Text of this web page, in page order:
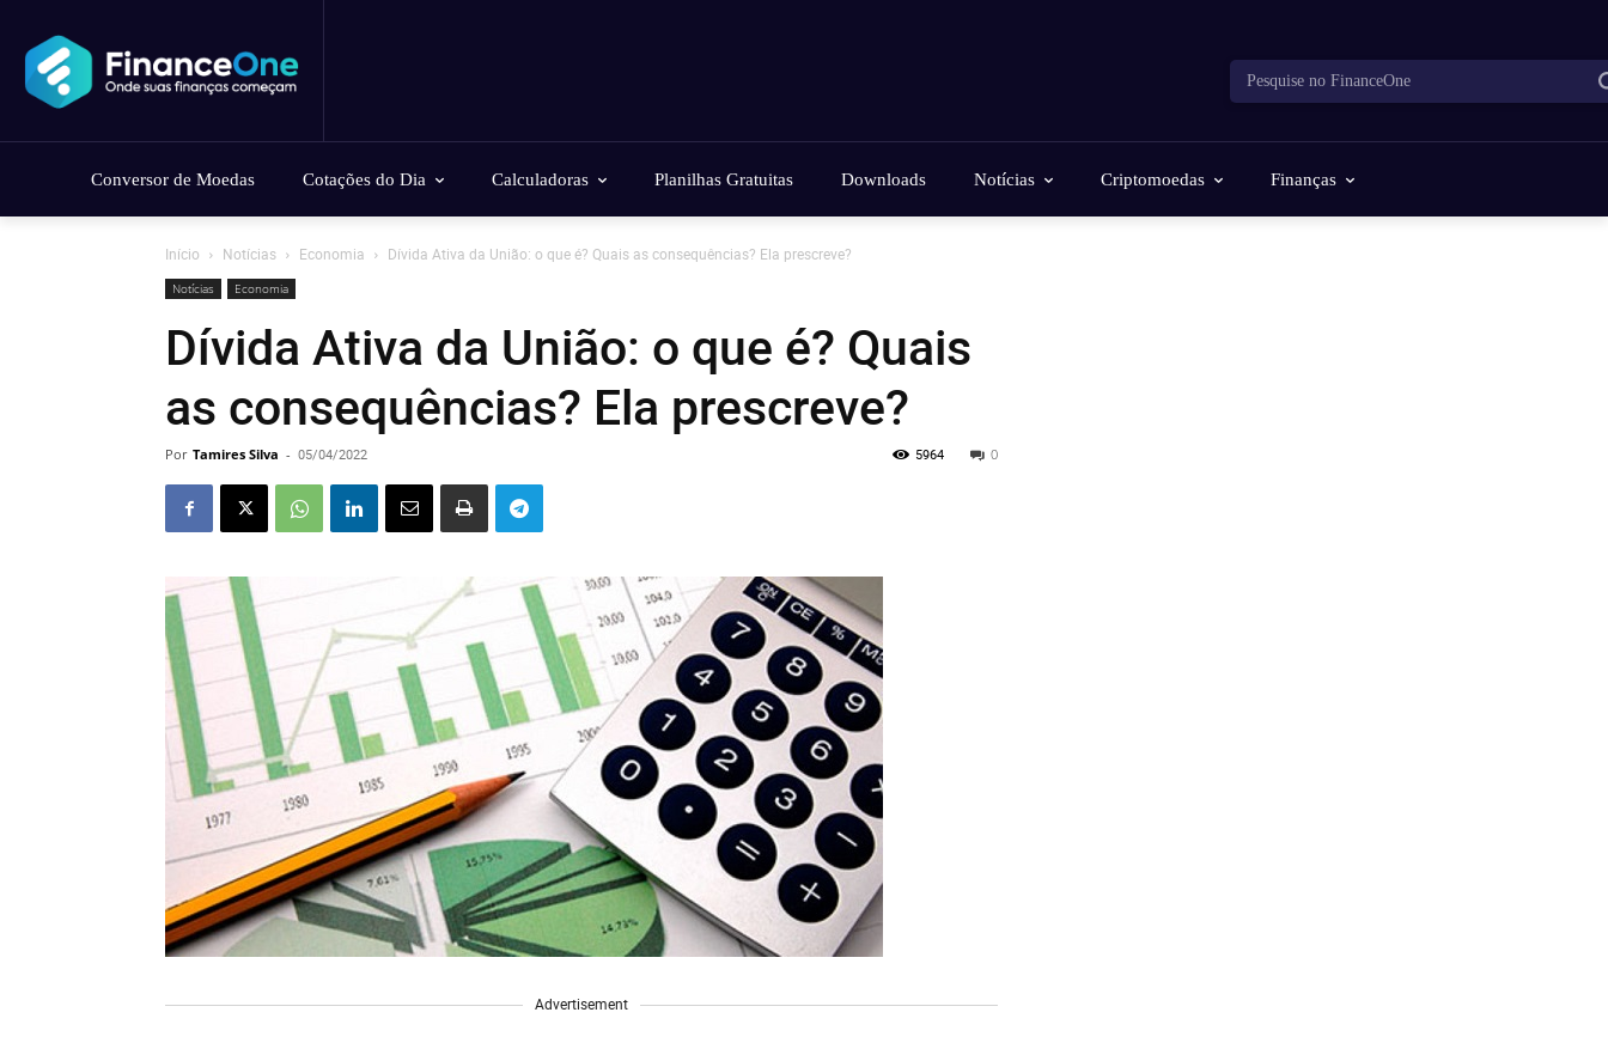
Pesquise no FinanceOne
Conversor de Moedas Cotações do Dia Calculadoras Planilhas Gratuitas Downloads Notícias Criptomoedas Finanças
Início Notícias Economia Dívida Ativa da União: o que é? Quais as consequências? Ela prescreve?
Notícias Economia
Dívida Ativa da União: o que é? Quais
as consequências? Ela prescreve?
Por Tamires Silva - 05/04/2022 0
5964
Advertisement